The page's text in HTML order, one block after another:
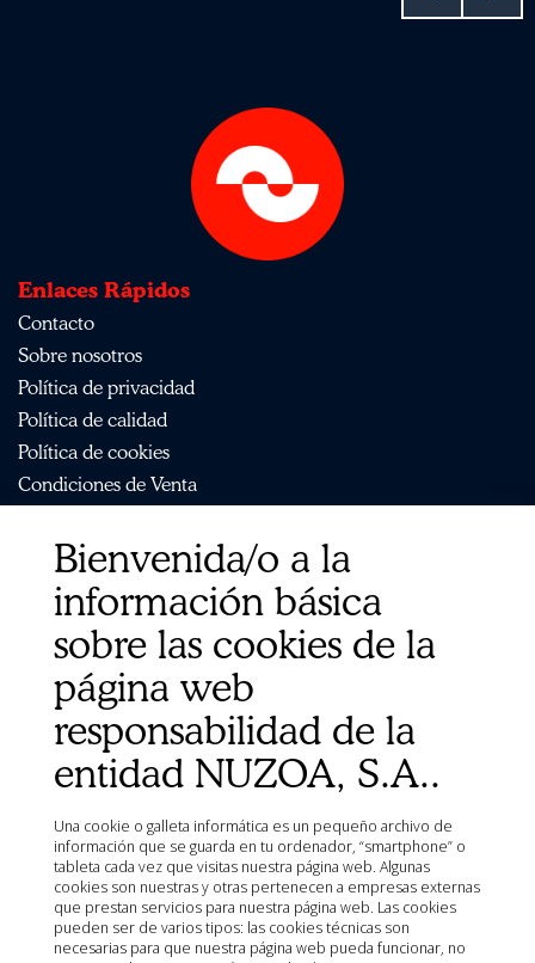
Enlaces Rápidos
Contacto
Sobre nosotros
Política de privacidad
Política de calidad
Política de cookies
Condiciones de Venta
Mapa del sitio
Organismos
Ambiente (MAPA)
Sanitarios (AEMPS)
veterinarios CIMAVET
Bienvenida/o a la
información básica
sobre las cookies de la
página web
responsabilidad de la
entidad NUZOA, S.A..
Una cookie o galleta informática es un pequeño archivo de
información que se guarda en tu ordenador, “smartphone” o
tableta cada vez que visitas nuestra página web. Algunas
cookies son nuestras y otras pertenecen a empresas externas
que prestan servicios para nuestra página web. Las cookies
pueden ser de varios tipos: las cookies técnicas son
necesarias para que nuestra página web pueda funcionar, no